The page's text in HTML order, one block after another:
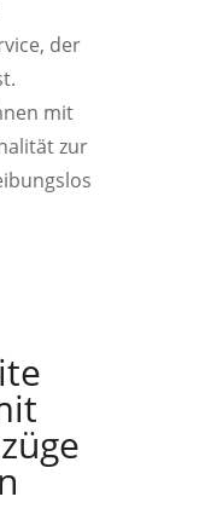
der
mit
zur